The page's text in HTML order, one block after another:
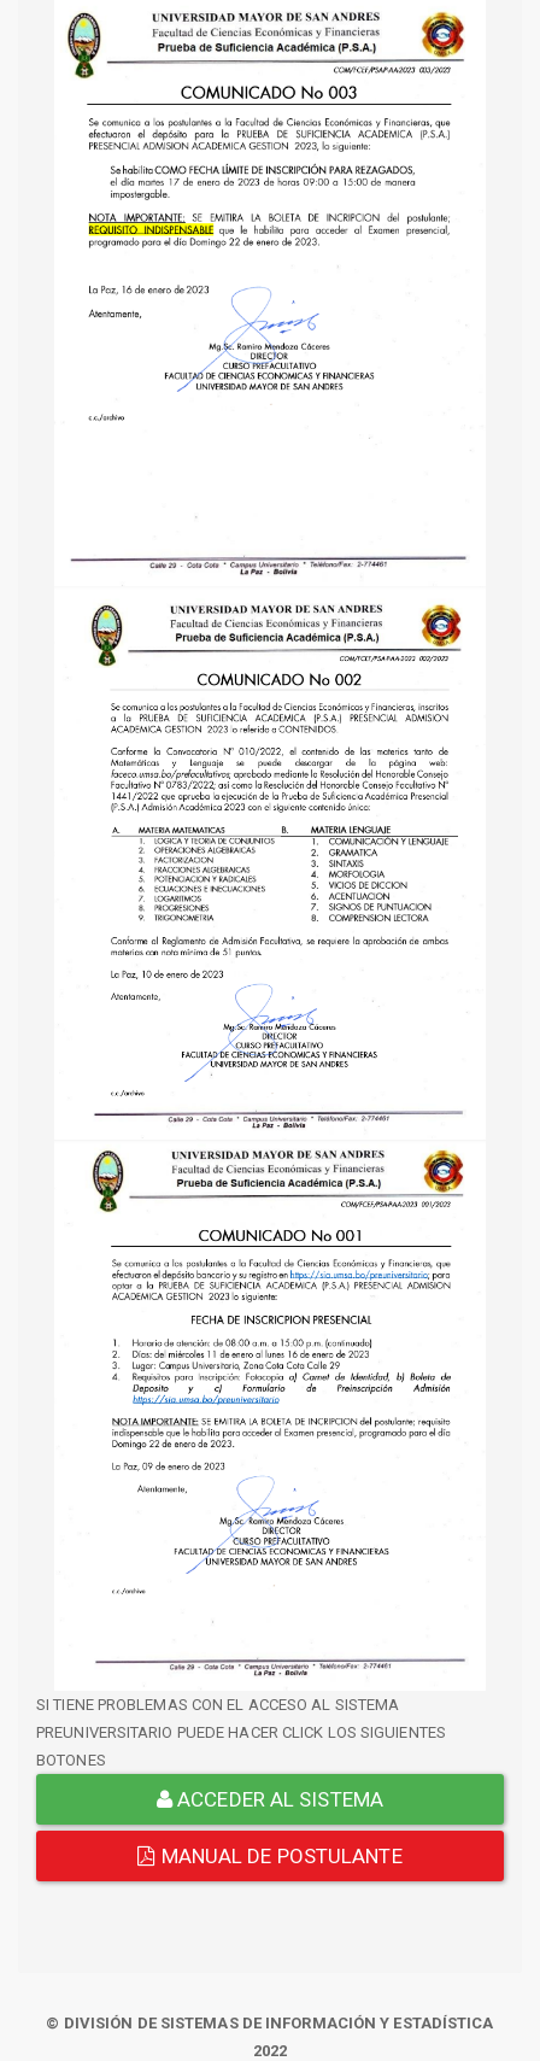
SI TIENE PROBLEMAS CON EL ACCESO AL SISTEMA
PREUNIVERSITARIO PUEDE HACER CLICK LOS SIGUIENTES
BOTONES
ACCEDER AL SISTEMA
MANUAL DE POSTULANTE
© DIVISIÓN DE SISTEMAS DE INFORMACIÓN Y ESTADÍSTICA
2022